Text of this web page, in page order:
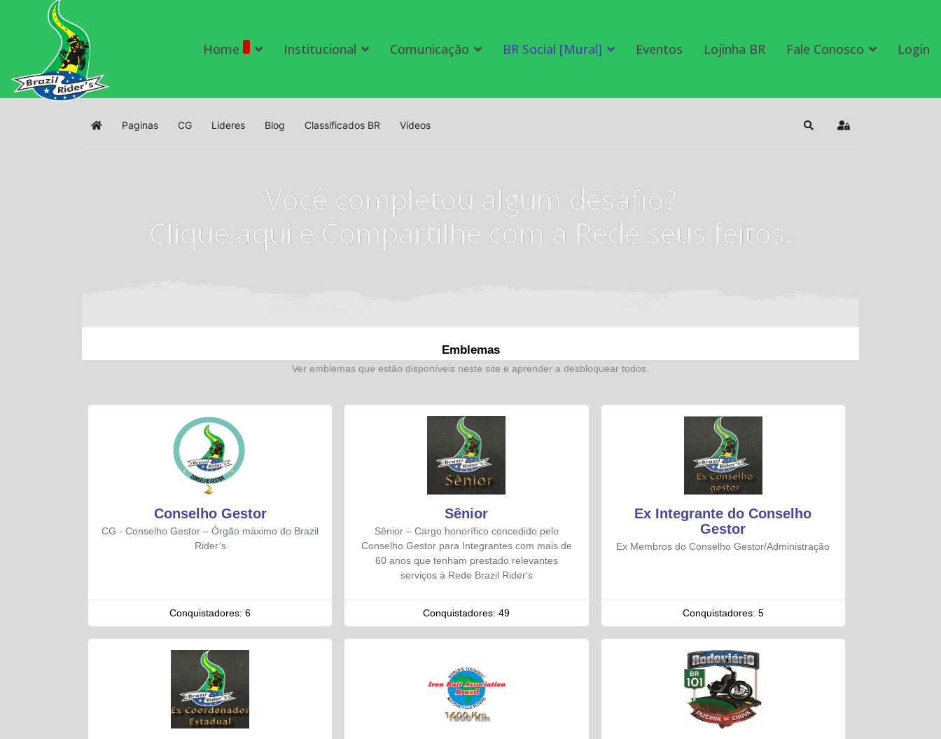
Home Institucional Comunicação BR Social [Mural] Eventos Lojinha BR Fale Conosco Login
Home Paginas CG Lideres Blog Classificados BR Vídeos Search Sign In
Você completou algum desafio?
Clique aqui e Compartilhe com a Rede seus feitos.
Emblemas
Ver emblemas que estão disponíveis neste site e aprender a desbloquear todos.
Conselho Gestor
CG - Conselho Gestor – Órgão máximo do Brazil
Rider’s
Conquistadores:6
Sênior
Sênior – Cargo honorífico concedido pelo
Conselho Gestor para Integrantes com mais de
60 anos que tenham prestado relevantes
serviços à Rede Brazil Rider's
Conquistadores:49
Ex Integrante do Conselho
Gestor
Ex Membros do Conselho Gestor/Administração
Conquistadores: 5